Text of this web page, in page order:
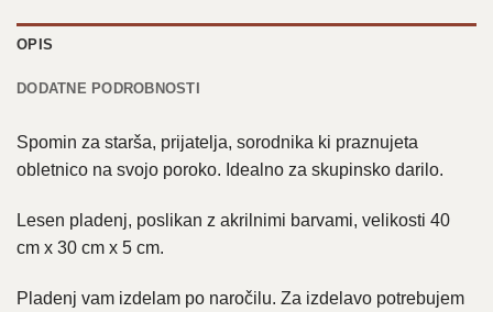
OPIS
DODATNE PODROBNOSTI
Spomin za starša, prijatelja, sorodnika ki praznujeta
obletnico na svojo poroko. Idealno za skupinsko darilo.
Lesen pladenj, poslikan z akrilnimi barvami, velikosti 40
cm x 30 cm x 5 cm.
Pladenj vam izdelam po naročilu. Za izdelavo potrebujem